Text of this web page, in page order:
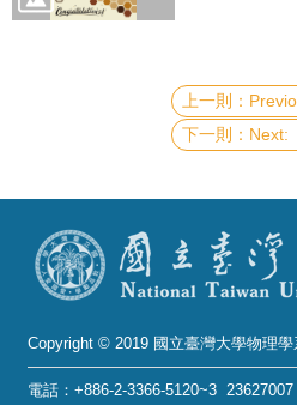
Previous:《賀》本系 2010級
Next:《賀》本系 蔣正
Copyright © 2019 國立臺灣大學物理學
電話：+886-2-3366-5120~3